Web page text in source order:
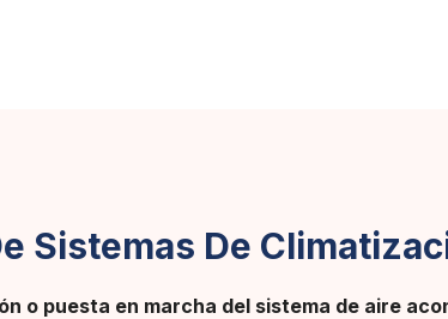
Sistemas De
o puesta en marcha del sistema de aire